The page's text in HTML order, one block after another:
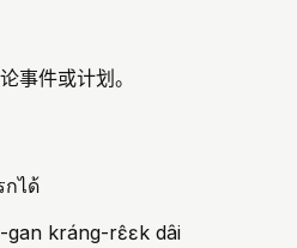
事件或计划。
กได้
gan kráng-rɛ̂ɛk dâi